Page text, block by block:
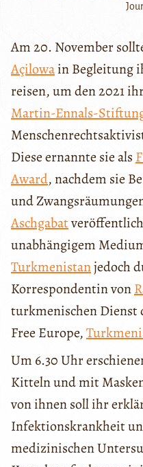
Am 20. November
Açilowain Begleitung
reisen, um den 2021
Martin-Ennals-
Diese ernannte sie als
Award, nachdem sie
und
Aschgabat
unabhängigem
Turkmenistanjedoch
Korrespondentin von
turkmenischen Dienst
Free Europe,
Um 6.30 Uhr
Kitteln und mit
von ihnen soll ihr
Infektionskrankheit
medizinischen